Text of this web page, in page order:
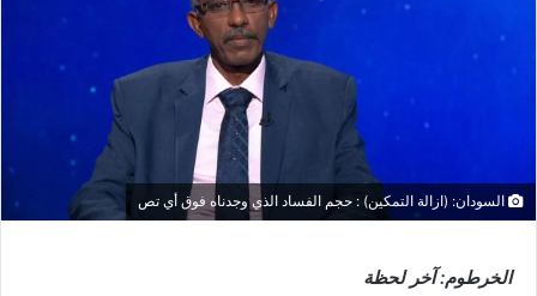
السودان: (ازالة التمكين) : حجم الفساد الذي وجدناه فوق أي تص
الخرطوم: آخر لحظة